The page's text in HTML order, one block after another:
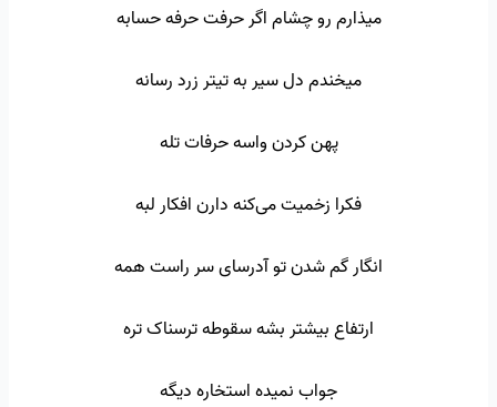
میذارم رو چشام اگر حرفت حرفه حسابه
میخندم دل سیر به تیتر زرد رسانه
پهن کردن واسه حرفات تله
فکرا زخمیت می‌کنه دارن افکار لبه
انگار گم شدن تو آدرسای سر راست همه
ارتفاع بیشتر بشه سقوطه ترسناک تره
جواب نمیده استخاره دیگه